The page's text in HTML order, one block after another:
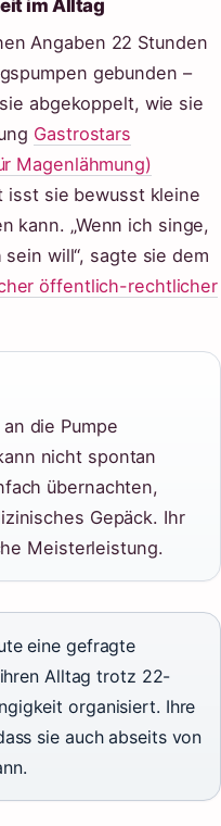
im Alltag
Angaben 22 Stunden
gebunden –
abgekoppelt, wie sie
Gastrostars
Magenlähmung)
isst sie bewusst kleine
kann. „Wenn ich singe,
will“, sagte sie dem
öffentlich-rechtlicher
die Pumpe
nicht spontan
übernachten,
Gepäck. Ihr
Meisterleistung.
eine gefragte
Alltag trotz 22-
organisiert. Ihre
sie auch abseits von